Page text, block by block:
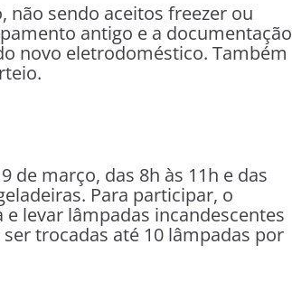
não sendo aceitos freezer ou
antigo e a documentação
novo eletrodoméstico. Também
de março, das 8h às 11h e das
Para participar, o
levar lâmpadas incandescentes
trocadas até 10 lâmpadas por